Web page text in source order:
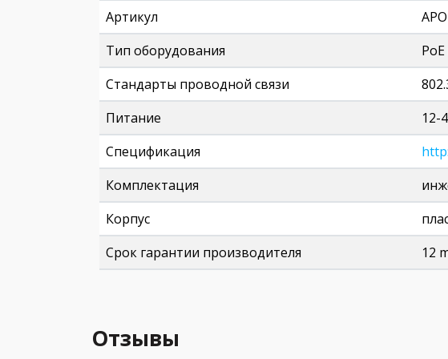
Артикул
Тип оборудования
Стандарты проводной связи
Питание
12-
Спецификация
Комплектация
Корпус
Срок гарантии производителя
12
Отзывы